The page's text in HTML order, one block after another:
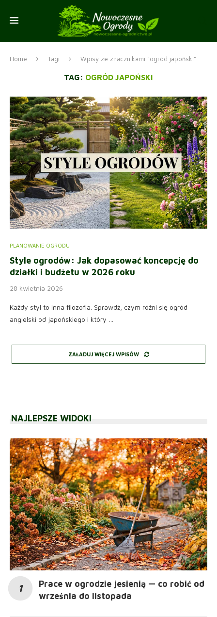
Home Tagi Wpisy ze znacznikami "ogród japoński"
TAG: OGRÓD JAPOŃSKI
PLANOWANIE OGRODU
Style ogrodów: Jak dopasować koncepcję do
działki i budżetu w 2026 roku
28 kwietnia 2026
Każdy styl to inna filozofia. Sprawdź, czym różni się ogród
angielski od japońskiego i który …
ZAŁADUJ WIĘCEJ WPISÓW
NAJLEPSZE WIDOKI
Prace w ogrodzie jesienią — co robić od
września do listopada